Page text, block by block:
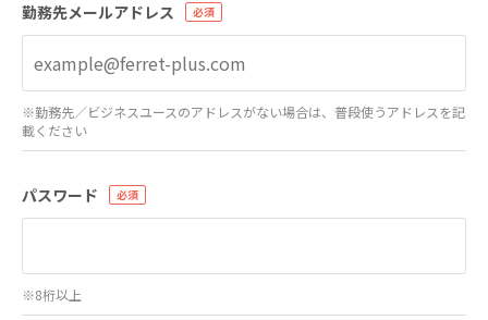
勤務先メールアドレス
※勤務先／ビジネスユースのアドレスがない場合は、普段使うアドレスを記
載ください
パスワード
※8桁以上